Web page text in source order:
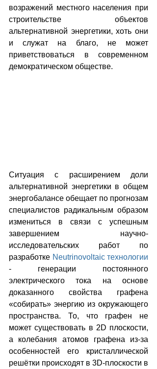
возражений местного населения при
строительстве объектов
альтернативной энергетики, хоть они
и служат на благо, не может
приветствоваться в современном
демократическом обществе.
Ситуация с расширением доли
альтернативной энергетики в общем
энергобалансе обещает по прогнозам
специалистов радикальным образом
измениться в связи с успешным
завершением научно-
исследовательских работ по
разработке Neutrinovoltaic технологии
- генерации постоянного
электрического тока на основе
доказанного свойства графена
«собирать» энергию из окружающего
пространства. То, что графен не
может существовать в 2D плоскости,
а колебания атомов графена из-за
особенностей его кристаллической
решётки происходят в 3D-плоскости в